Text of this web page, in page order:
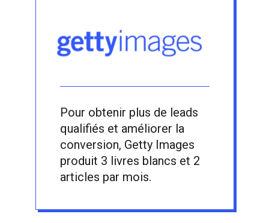
Pour obtenir plus de leads
qualifiés et améliorer la
conversion, Getty Images
produit 3 livres blancs et 2
articles par mois.